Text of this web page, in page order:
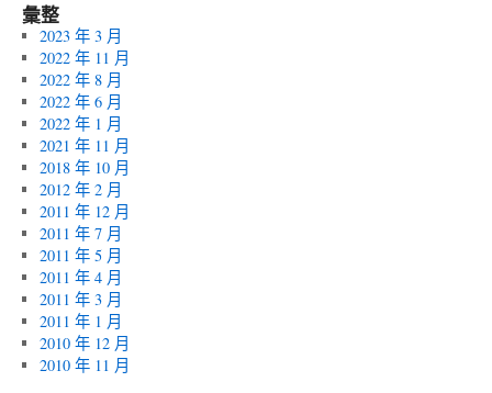
彙整
2023 年 3 月
2022 年 11 月
2022 年 8 月
2022 年 6 月
2022 年 1 月
2021 年 11 月
2018 年 10 月
2012 年 2 月
2011 年 12 月
2011 年 7 月
2011 年 5 月
2011 年 4 月
2011 年 3 月
2011 年 1 月
2010 年 12 月
2010 年 11 月